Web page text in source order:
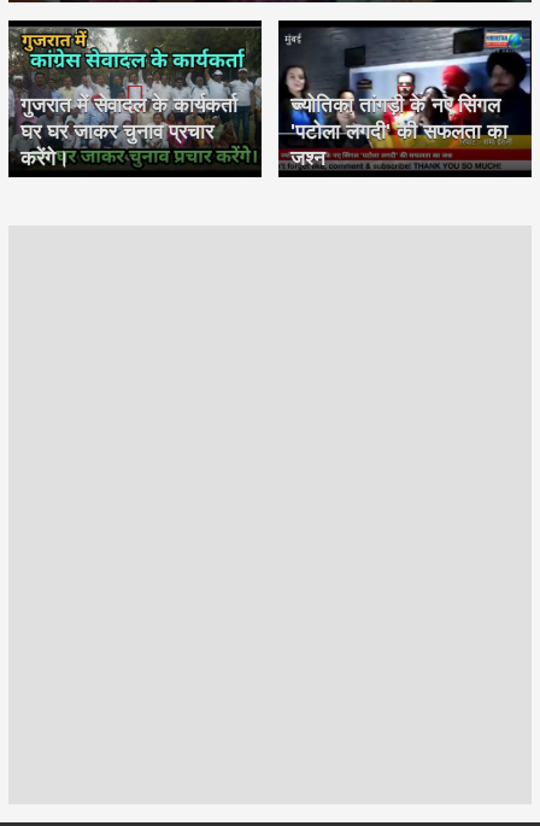
गुजरात में सेवादल के कार्यकर्ता
घर घर जाकर चुनाव प्रचार
करेंगे।
ज्योतिका तांगड़ी के नए सिंगल
'पटोला लगदी' की सफलता का
जश्न